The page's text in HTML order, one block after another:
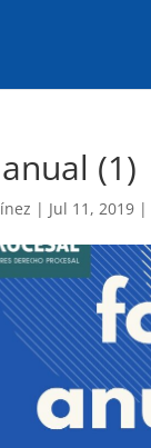
(1)
| Jul 11, 2019|